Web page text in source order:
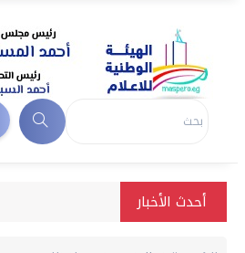
أحدث الأخبار